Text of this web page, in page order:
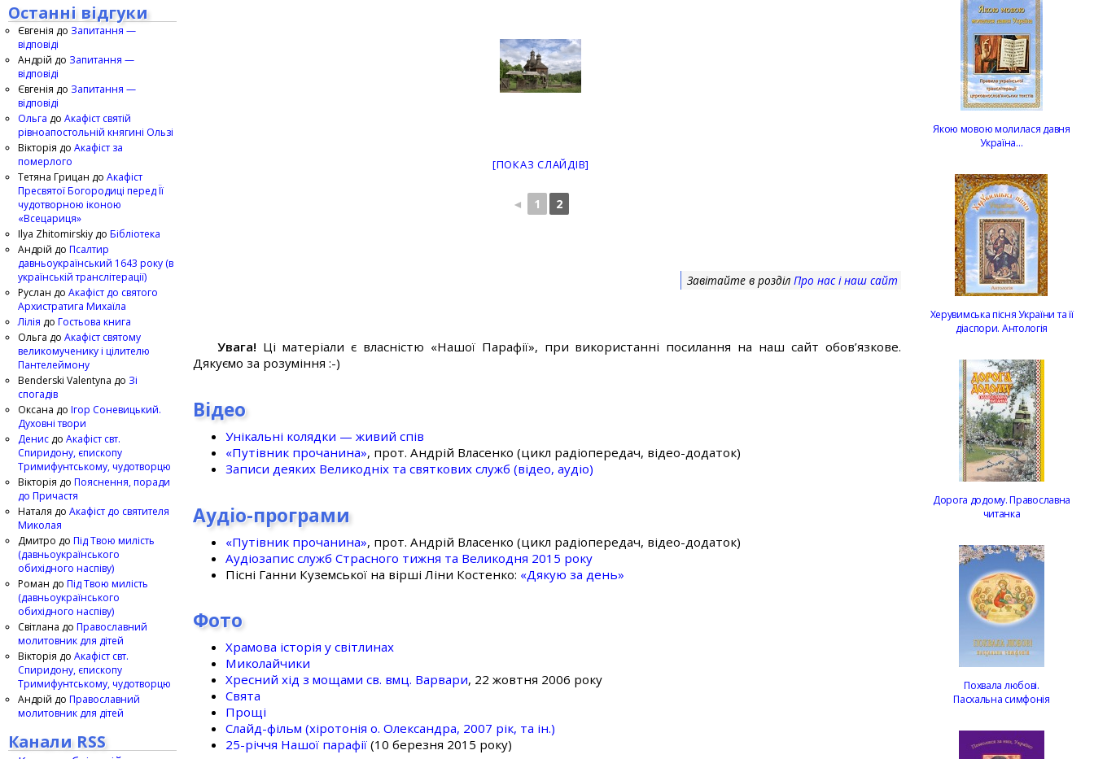
[ПОКАЗ СЛАЙДІВ]
◄ 1 2
Завітайте в розділ Про нас і наш сайт
Увага! Ці матеріали є власністю «Нашої Парафії», при використанні посилання на наш сайт обов’язкове.
Дякуємо за розуміння :-)
Відео
Унікальні колядки — живий спів
«Путівник прочанина», прот. Андрій Власенко (цикл радіопередач, відео-додаток)
Записи деяких Великодніх та святкових служб (відео, аудіо)
Аудіо-програми
«Путівник прочанина», прот. Андрій Власенко (цикл радіопередач, відео-додаток)
Аудіозапис служб Страсного тижня та Великодня 2015 року
Пісні Ганни Куземської на вірші Ліни Костенко: «Дякую за день»
Фото
Храмова історія у світлинах
Миколайчики
Хресний хід з мощами св. вмц. Варвари, 22 жовтня 2006 року
Свята
Прощі
Слайд-фільм (хіротонія о. Олександра, 2007 рік, та ін.)
25-рiччя Нашої парафiї (10 березня 2015 року)
Останні відгуки
Євгенія до Запитання —
відповіді
Андрій до Запитання —
відповіді
Євгенія до Запитання —
відповіді
Ольга до Акафіст святій
рівноапостольній княгині Ользі
Вікторія до Акафіст за
померлого
Тетяна Грицан до Акафіст
Пресвятої Богородиці перед Її
чудотворною іконою
«Всецариця»
Ilya Zhitomirskiy до Бібліотека
Андрій до Псалтир
давньоукраїнський 1643 року (в
українській транслітерації)
Руслан до Акафіст до святого
Архистратига Михаїла
Лілія до Гостьова книга
Ольга до Акафіст святому
великомученику і цілителю
Пантелеймону
Benderski Valentyna до Зі
спогадів
Оксана до Ігор Соневицький.
Духовні твори
Денис до Акафіст свт.
Спиридону, єпископу
Тримифунтському, чудотворцю
Вікторія до Пояснення, поради
до Причастя
Наталя до Акафіст до святителя
Миколая
Дмитро до Під Твою милість
(давньоукраїнського
обихідного наспіву)
Роман до Під Твою милість
(давньоукраїнського
обихідного наспіву)
Світлана до Православний
молитовник для дітей
Вікторія до Акафіст свт.
Спиридону, єпископу
Тримифунтському, чудотворцю
Андрій до Православний
молитовник для дітей
Канали RSS
Якою мовою молилася давня
Україна…
Херувимська пісня України та її
діаспори. Антологія
Дорога додому. Православна
читанка
Похвала любові.
Пасхальна симфонія